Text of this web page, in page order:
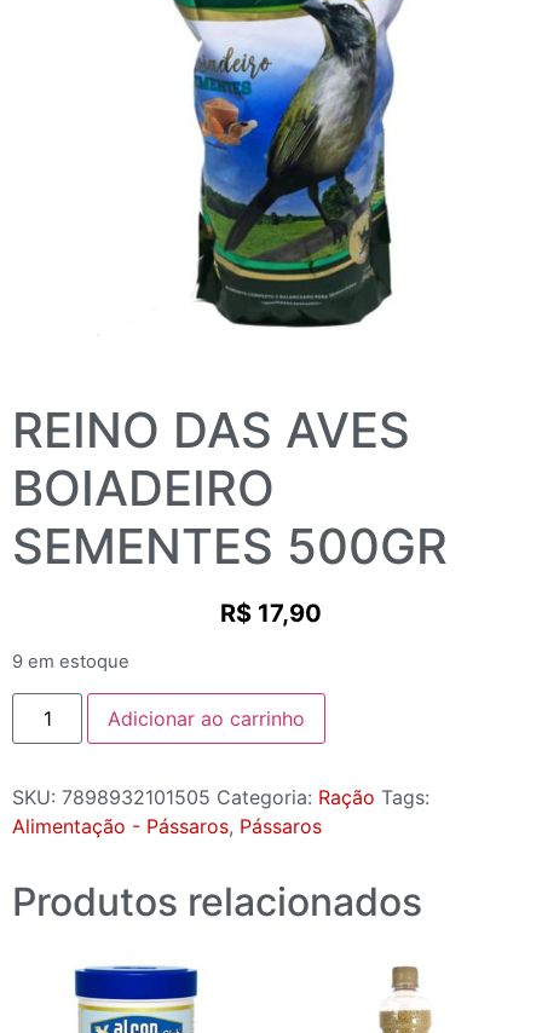
REINO DAS AVES
BOIADEIRO
SEMENTES 500GR
R$ 17,90
9 em estoque
Adicionar ao carrinho
SKU: 7898932101505 Categoria: Ração Tags:
Alimentação - Pássaros, Pássaros
Produtos relacionados